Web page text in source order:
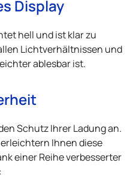
Display
hell und ist klar zu
Lichtverhältnissen und
ablesbar ist.
Schutz Ihrer Ladung an.
erleichtern Ihnen diese
einer Reihe verbesserter